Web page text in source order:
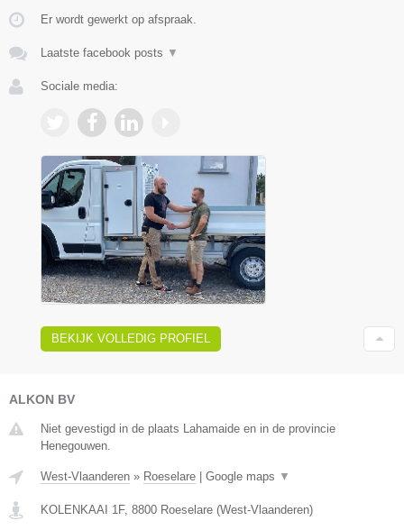
Er wordt gewerkt op afspraak.
Laatste facebook posts ▼
Sociale media:
BEKIJK VOLLEDIG PROFIEL
ALKON BV
Niet gevestigd in de plaats Lahamaide en in de provincie
Henegouwen.
West-Vlaanderen » Roeselare Google maps ▼
KOLENKAAI 1F, 8800 Roeselare (West-Vlaanderen)